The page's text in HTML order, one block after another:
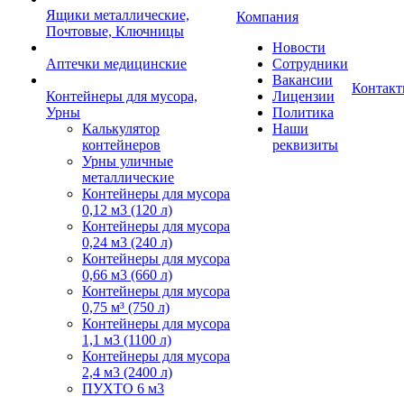
Ящики металлические,
Почтовые, Ключницы
Аптечки медицинские
Контейнеры для мусора,
Урны
Калькулятор
контейнеров
Урны уличные
металлические
Контейнеры для мусора
0,12 м3 (120 л)
Контейнеры для мусора
0,24 м3 (240 л)
Контейнеры для мусора
0,66 м3 (660 л)
Контейнеры для мусора
0,75 м³ (750 л)
Контейнеры для мусора
1,1 м3 (1100 л)
Контейнеры для мусора
2,4 м3 (2400 л)
ПУХТО 6 м3
Компания
Новости
Сотрудники
Вакансии
Лицензии
Политика
Наши
реквизиты